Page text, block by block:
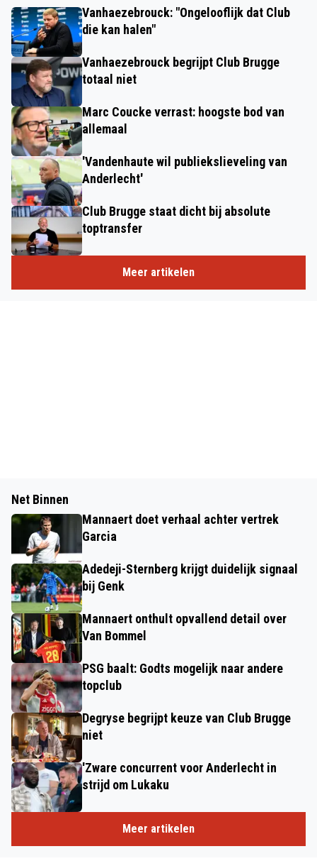
Vanhaezebrouck: "Ongelooflijk dat Club
die kan halen"
Vanhaezebrouck begrijpt Club Brugge
totaal niet
Marc Coucke verrast: hoogste bod van
allemaal
'Vandenhaute wil publiekslieveling van
Anderlecht'
Club Brugge staat dicht bij absolute
toptransfer
Meer artikelen
Net Binnen
Mannaert doet verhaal achter vertrek
Garcia
Adedeji-Sternberg krijgt duidelijk signaal
bij Genk
Mannaert onthult opvallend detail over
Van Bommel
PSG baalt: Godts mogelijk naar andere
topclub
Degryse begrijpt keuze van Club Brugge
niet
'Zware concurrent voor Anderlecht in
strijd om Lukaku
Meer artikelen